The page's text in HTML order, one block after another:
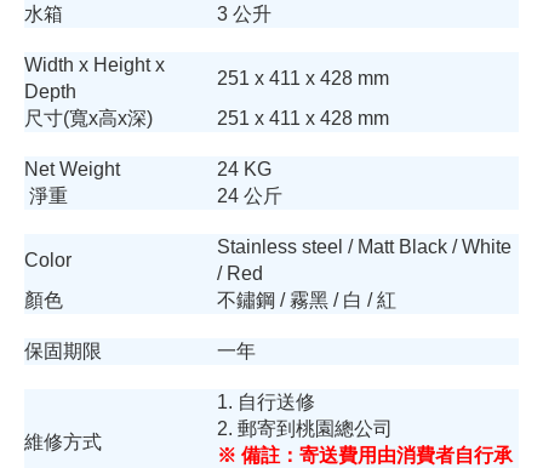
水箱
3 公升
Width x Height x
Depth
251 x 411 x 428 mm
尺寸(寬x高x深)
251 x 411 x 428 mm
Net Weight
24 KG
淨重
24 公斤
Color
Stainless steel / Matt Black / White
/ Red
顏色
不鏽鋼 / 霧黑 / 白 / 紅
保固期限 一年
維修方式
1. 自行送修
2. 郵寄到桃園總公司
※ 備註：寄送費用由消費者自行承